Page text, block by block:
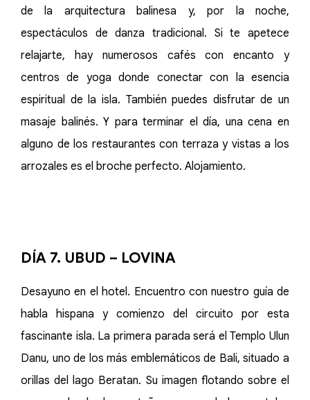
de la arquitectura balinesa y, por la noche,
espectáculos de danza tradicional. Si te apetece
relajarte, hay numerosos cafés con encanto y
centros de yoga donde conectar con la esencia
espiritual de la isla. También puedes disfrutar de un
masaje balinés. Y para terminar el día, una cena en
alguno de los restaurantes con terraza y vistas a los
arrozales es el broche perfecto. Alojamiento.
DÍA 7. UBUD – LOVINA
Desayuno en el hotel. Encuentro con nuestro guía de
habla hispana y comienzo del circuito por esta
fascinante isla. La primera parada será el Templo Ulun
Danu, uno de los más emblemáticos de Bali, situado a
orillas del lago Beratan. Su imagen flotando sobre el